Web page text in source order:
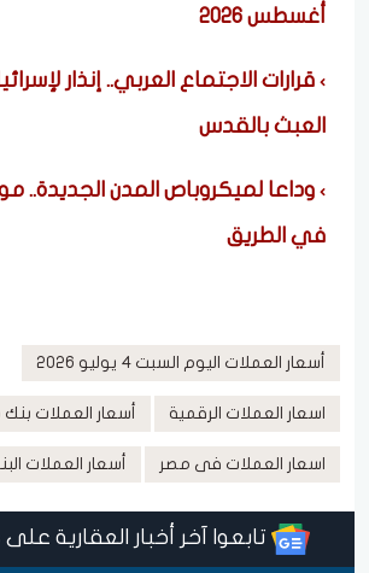
أغسطس 2026
قرارات الاجتماع العربي.. إنذار
العبث بالقدس
وداعا لميكروباص المدن الجديدة..
في الطريق
أسعار العملات اليوم السبت 4 يوليو 2026
اسعار العملات الرقمية أسعار العملات
اسعار العملات فى مصر أسعار العملات
تابعوا آخر أخبار العقارية على Google News